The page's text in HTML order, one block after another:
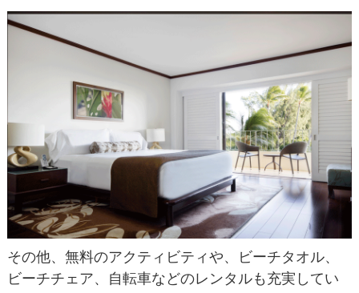
その他、無料のアクティビティや、ビーチタオル、
ビーチチェア、自転車などのレンタルも充実してい